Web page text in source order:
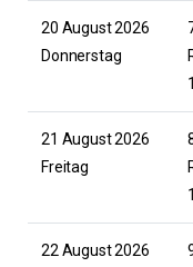
20 August 2026
Donnerstag
21 August 2026
Freitag
22 August 2026